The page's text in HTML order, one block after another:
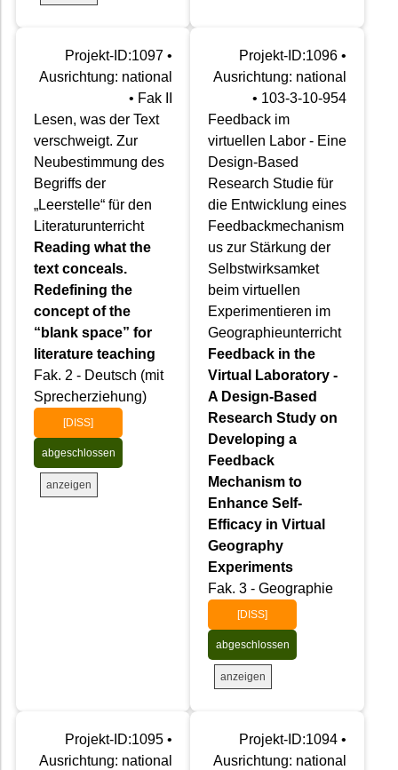
Projekt-ID:1097 •
Ausrichtung: national
• Fak II
Lesen, was der Text
verschweigt. Zur
Neubestimmung des
Begriffs der
„Leerstelle“ für den
Literaturunterricht
Reading what the
text conceals.
Redefining the
concept of the
“blank space” for
literature teaching
Fak. 2 - Deutsch (mit
Sprecherziehung)
[DISS]
abgeschlossen
anzeigen
Projekt-ID:1096 •
Ausrichtung: national
• 103-3-10-954
Feedback im
virtuellen Labor - Eine
Design-Based
Research Studie für
die Entwicklung eines
Feedbackmechanism
us zur Stärkung der
Selbstwirksamket
beim virtuellen
Experimentieren im
Geographieunterricht
Feedback in the
Virtual Laboratory -
A Design-Based
Research Study on
Developing a
Feedback
Mechanism to
Enhance Self-
Efficacy in Virtual
Geography
Experiments
Fak. 3 - Geographie
[DISS]
abgeschlossen
anzeigen
Projekt-ID:1095 •
Ausrichtung: national
Projekt-ID:1094 •
Ausrichtung: national